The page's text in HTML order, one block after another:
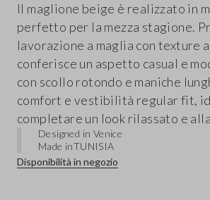
Il maglione beige è realizzato in
perfetto per la mezza stagione.
lavorazione a maglia con texture
conferisce un aspetto casual e
con scollo rotondo e maniche
comfort e vestibilità regular fit,
completare un look rilassato e
Designed in Venice
Made inTUNISIA
Disponibilità in negozio